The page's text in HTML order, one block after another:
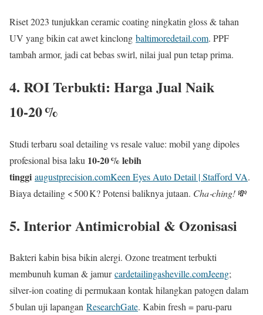
Riset 2023 tunjukkan ceramic coating ningkatin gloss & tahan
UV yang bikin cat awet kinclong baltimoredetail.com. PPF
tambah armor, jadi cat bebas swirl, nilai jual pun tetap prima.
4. ROI Terbukti: Harga Jual Naik
10‑20 %
Studi terbaru soal detailing vs resale value: mobil yang dipoles
profesional bisa laku 10‑20 % lebih
tinggi augustprecision.comKeen Eyes Auto Detail | Stafford VA.
Biaya detailing < 500 K? Potensi baliknya jutaan. Cha‑ching! 💸
5. Interior Antimicrobial & Ozonisasi
Bakteri kabin bisa bikin alergi. Ozone treatment terbukti
membunuh kuman & jamurcardetailingasheville.comJeeng;
silver‑ion coating di permukaan kontak hilangkan patogen dalam
5 bulan uji lapangan ResearchGate. Kabin fresh = paru‑paru